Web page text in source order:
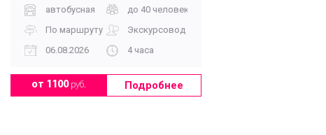
автобусная
до 40 человек
По маршруту
Экскурсовод
06.08.2026
4 часа
от 1100руб. Подробнее